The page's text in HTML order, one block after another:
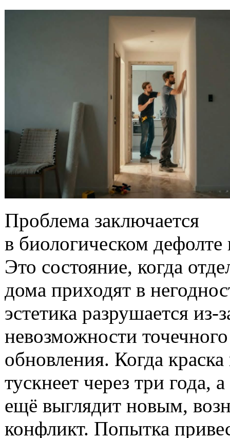
Проблема заключается
в биологическом дефолте
Это состояние, когда
дома приходят в
эстетика разрушается из-
невозможности точечного
обновления. Когда краска
тускнеет через три года,
ещё выглядит новым,
конфликт. Попытка